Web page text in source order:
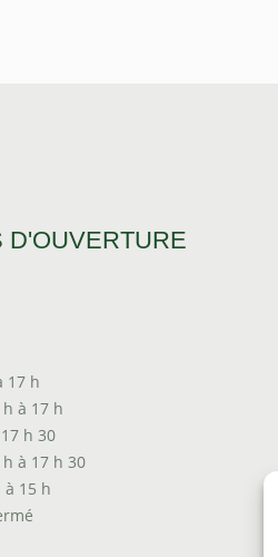
D'OUVERTURE
17 h
à 17 h
h 30
à 17 h 30
à 15 h